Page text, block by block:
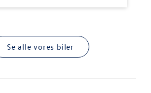
Se alle vores biler